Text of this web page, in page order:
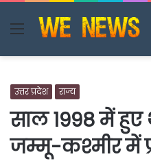
Menu
उत्तर प्रदेश राज्य
साल 1998 में हुए
जम्मू-कश्मीर में